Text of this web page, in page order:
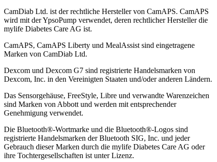
CamDiab Ltd. ist der rechtliche Hersteller von CamAPS. CamAPS
wird mit der YpsoPump verwendet, deren rechtlicher Hersteller die
mylife Diabetes Care AG ist.
CamAPS, CamAPS Liberty und MealAssist sind eingetragene
Marken von CamDiab Ltd.
Dexcom und Dexcom G7 sind registrierte Handelsmarken von
Dexcom, Inc. in den Vereinigten Staaten und/oder anderen Ländern.
Das Sensorgehäuse, FreeStyle, Libre und verwandte Warenzeichen
sind Marken von Abbott und werden mit entsprechender
Genehmigung verwendet.
Die Bluetooth®-Wortmarke und die Bluetooth®-Logos sind
registrierte Handelsmarken der Bluetooth SIG, Inc. und jeder
Gebrauch dieser Marken durch die mylife Diabetes Care AG oder
ihre Tochtergesellschaften ist unter Lizenz.